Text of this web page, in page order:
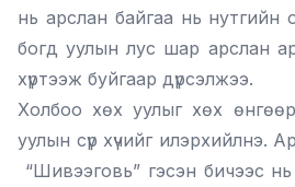
нь арслан байгаа нь нутгийн
богд уулын лус шар арслан
хүртээж буйгаар дүрсэлжээ.
Холбоо хөх уулыг хөх
уулын сүр хүчийг илэрхийлнэ.
“Шивээговь” гэсэн бичээс